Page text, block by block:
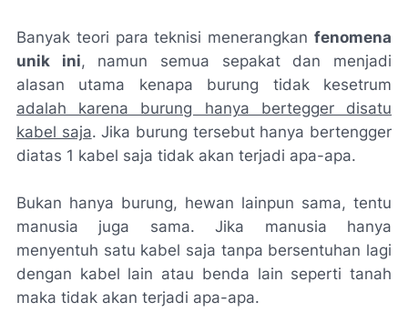
Banyak teori para teknisi menerangkan fenomena
unik ini, namun semua sepakat dan menjadi
alasan utama kenapa burung tidak kesetrum
adalah karena burung hanya bertegger disatu
kabel saja. Jika burung tersebut hanya bertengger
diatas 1 kabel saja tidak akan terjadi apa-apa.
Bukan hanya burung, hewan lainpun sama, tentu
manusia juga sama. Jika manusia hanya
menyentuh satu kabel saja tanpa bersentuhan lagi
dengan kabel lain atau benda lain seperti tanah
maka tidak akan terjadi apa-apa.